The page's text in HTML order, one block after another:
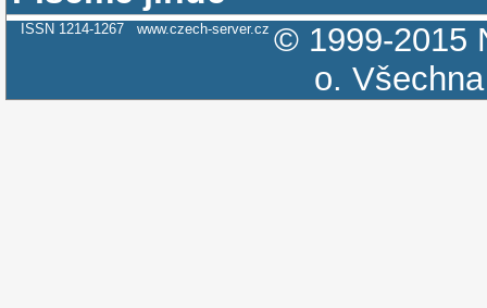
ISSN 1214-1267 www.czech-server.cz © 1999-2015
o.